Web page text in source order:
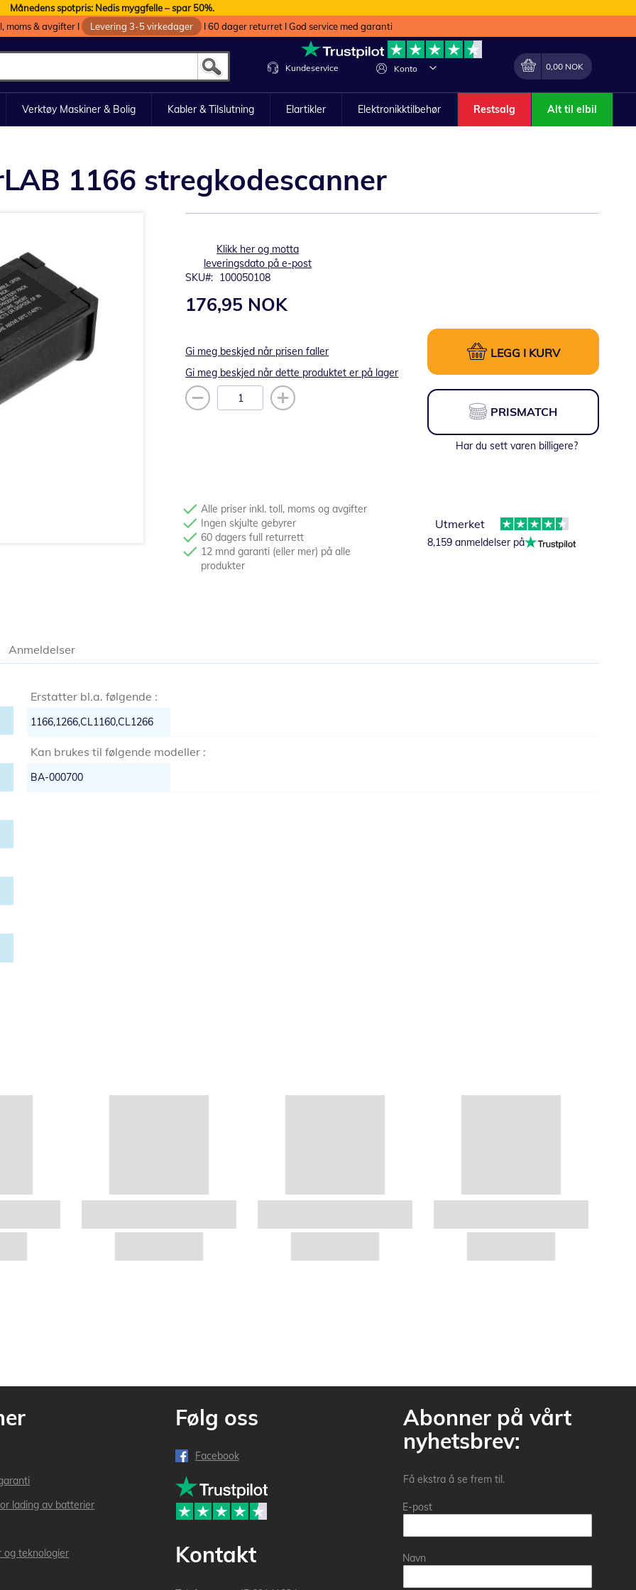
Månedens spotpris: Nedis myggfelle – spar 50%.
moms & avgifter I
Levering 3-5 virkedager I 60 dager returret I God service med garanti
Konto Endring
Min handlekurv
0,00 NOK
Kundeservice
Verktøy Maskiner & Bolig Kabler & Tilslutning Elartikler Elektronikktilbehør Restsalg Alt til elbil
1166 stregkodescanner
Klikk her og motta
leveringsdato på e-post
SKU
100050108
176,95 NOK
Gi meg beskjed når prisen faller
Gi meg beskjed når dette produktet er på lager
LEGG I KURV
PRISMATCH
Har du sett varen billigere?
Alle priser inkl. toll, moms og avgifter
Ingen skjulte gebyrer
60 dagers full returrett
12 mnd garanti (eller mer) på alle
produkter
Utmerket
8,159 anmeldelser på
Erstatter bl.a. følgende :
1166,1266,CL1160,CL1266
Kan brukes til følgende modeller :
BA-000700
Anmeldelser
lading av batterier
og teknologier
Følg oss
Facebook
Kontakt
Abonner på vårt
nyhetsbrev:
Få ekstra å se frem til.
E-post
Navn